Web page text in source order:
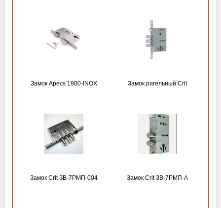
Замок Apecs 1900-INOX Замок ригельный Crit
Замок Crit ЗВ-7РМП-004 Замок Crit ЗВ-7РМП-А